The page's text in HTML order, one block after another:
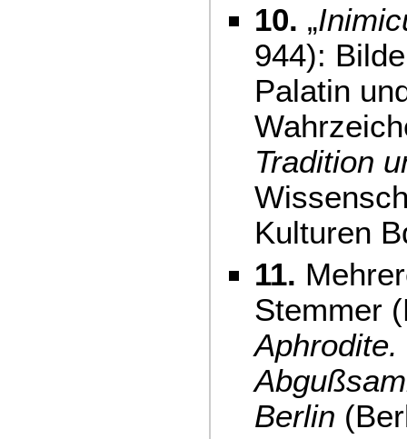
10. „
944):
Palatin
Tradition
Kulturen
11.
Stemmer
Berlin